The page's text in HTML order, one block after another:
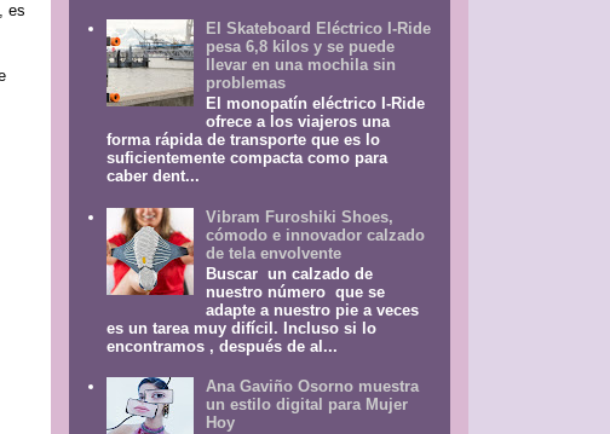
es
El Skateboard Eléctrico I-Ride
pesa 6,8 kilos y se puede
llevar en una mochila sin
problemas
El monopatín eléctrico I-Ride
ofrece a los viajeros una
forma rápida de transporte que es lo
suficientemente compacta como para
caber dent...
Vibram Furoshiki Shoes,
cómodo e innovador calzado
de tela envolvente
Buscar un calzado de
nuestro número que se
adapte a nuestro pie a veces
es un tarea muy difícil. Incluso si lo
encontramos , después de al...
Ana Gaviño Osorno muestra
un estilo digital para Mujer
Hoy